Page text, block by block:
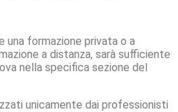
una formazione privata o a
a distanza, sarà sufficiente
nella specifica sezione del
unicamente dai professionisti